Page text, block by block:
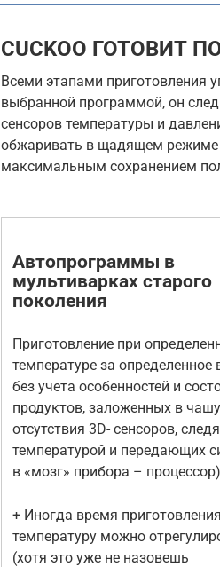
CUCKOO ГОТОВИТ
Всеми этапами приготовления
выбранной программой, он
сенсоров температуры и
обжаривать в щадящем режиме
максимальным сохранением
Автопрограммы в
мультиварках старого
поколения
Приготовление при
температуре за определенное
без учета особенностей и
продуктов, заложенных в
отсутствия 3D- сенсоров,
температурой и передающих
в «мозг» прибора –
+ Иногда время
температуру можно
(хотя это уже не назовешь